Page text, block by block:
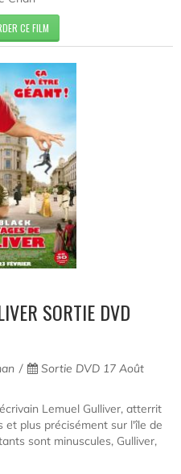
CE FILM
SORTIE DVD
Sortie DVD 17 Août
Lemuel Gulliver, atterrit
et plus précisément sur l'île de
sont minuscules, Gulliver,